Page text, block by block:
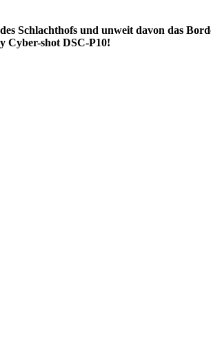
Schlachthofs und unweit davon das
Cyber-shot DSC-P10!